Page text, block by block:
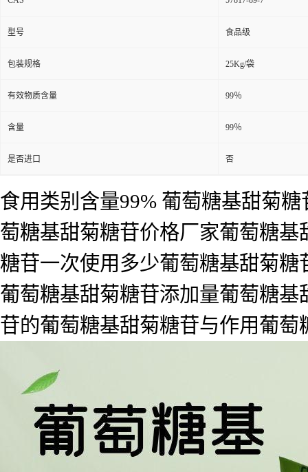
型号 食品级
包装规格 25Kg/袋
有效物质含量 99％
含量 99％
是否进口 否
食用类别含量99% 葡萄糖基甜菊
萄糖基甜菊糖苷价格厂家葡萄糖
糖苷一次使用多少葡萄糖基甜菊
葡萄糖基甜菊糖苷添加量葡萄糖
苷的葡萄糖基甜菊糖苷与作用葡